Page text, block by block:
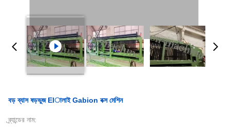
বড় ব্যাস ষড়ভুজ Elালাই Gabion বক্স মেশিন
ব্র্যান্ডের নাম: